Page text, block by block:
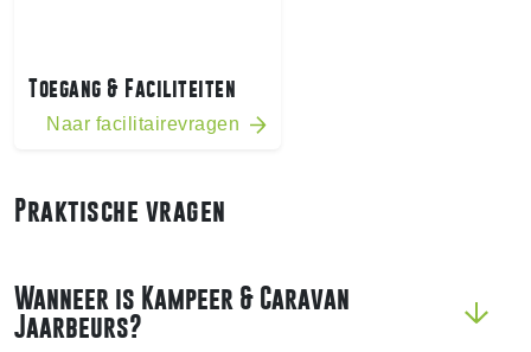
Toegang & Faciliteiten
Naar facilitairevragen
Praktische vragen
Wanneer is Kampeer & Caravan
Jaarbeurs?